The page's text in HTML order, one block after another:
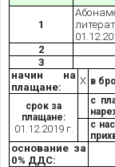
1
2
3
начин на
плащане:
Х в
срок за
плащане:
01.12.2019 г.
с
с
основание за
0% ДДС: